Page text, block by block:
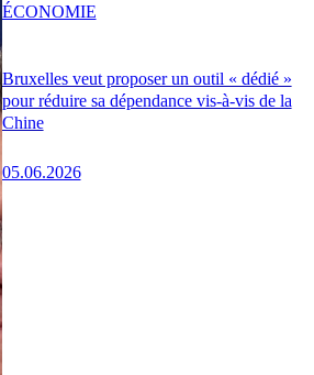
Bruxelles veut proposer un outil « dédié »
pour réduire sa dépendance vis-à-vis de la
Chine
05.06.2026
ÉCONOMIE